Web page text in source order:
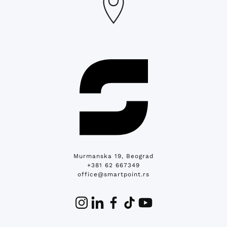
Murmanska 19, Beograd
+381 62 667349
office@smartpoint.rs